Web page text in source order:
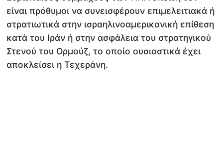
είναι πρόθυμοι να συνεισφέρουν επιμελειτιακά ή
στρατιωτικά στην ισραηλινοαμερικανική επίθεση
κατά του Ιράν ή στην ασφάλεια του στρατηγικού
Στενού του Ορμούζ, το οποίο ουσιαστικά έχει
αποκλείσει η Τεχεράνη.